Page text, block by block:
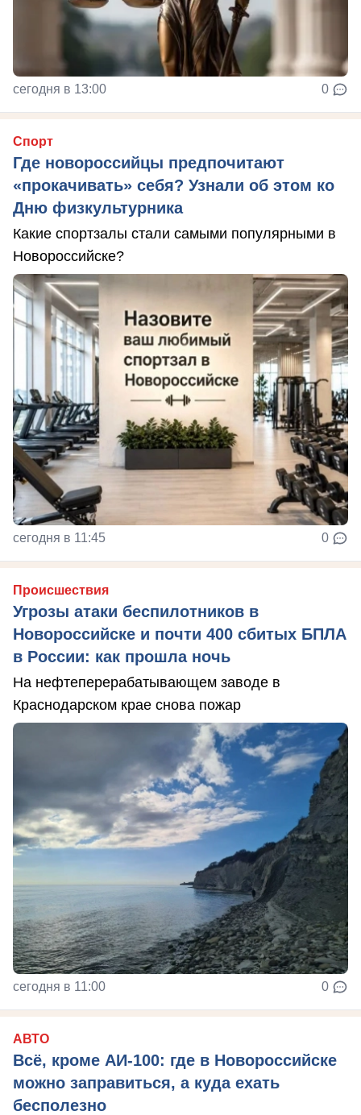
сегодня в 13:00 0
Спорт
Где новороссийцы предпочитают
«прокачивать» себя? Узнали об этом ко
Дню физкультурника
Какие спортзалы стали самыми популярными в
Новороссийске?
сегодня в 11:45 0
Происшествия
Угрозы атаки беспилотников в
Новороссийске и почти 400 сбитых БПЛА
в России: как прошла ночь
На нефтеперерабатывающем заводе в
Краснодарском крае снова пожар
сегодня в 11:00 0
АВТО
Всё, кроме АИ-100: где в Новороссийске
можно заправиться, а куда ехать
бесполезно